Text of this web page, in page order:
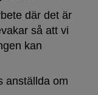
där det är
så att vi
kan
anställda om